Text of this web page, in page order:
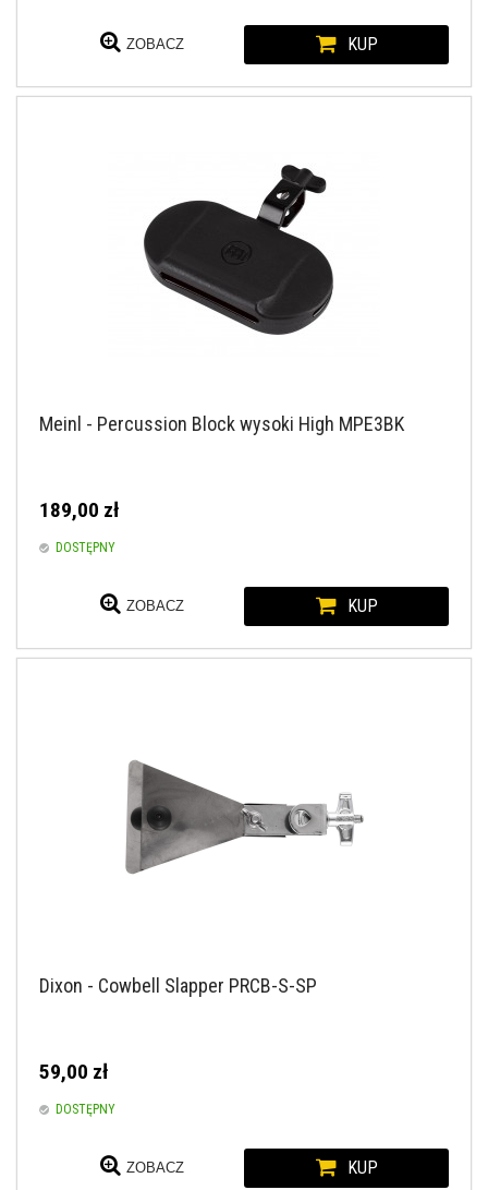
ZOBACZ KUP
Meinl - Percussion Block wysoki High MPE3BK
189,00 zł
DOSTĘPNY
ZOBACZ KUP
Dixon - Cowbell Slapper PRCB-S-SP
59,00 zł
DOSTĘPNY
ZOBACZ KUP